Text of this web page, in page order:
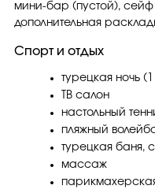
мини-бар (пустой), сейф
дополнительная
Спорт и отдых
турецкая ночь
ТВ салон
настольный
пляжный
турецкая баня,
массаж